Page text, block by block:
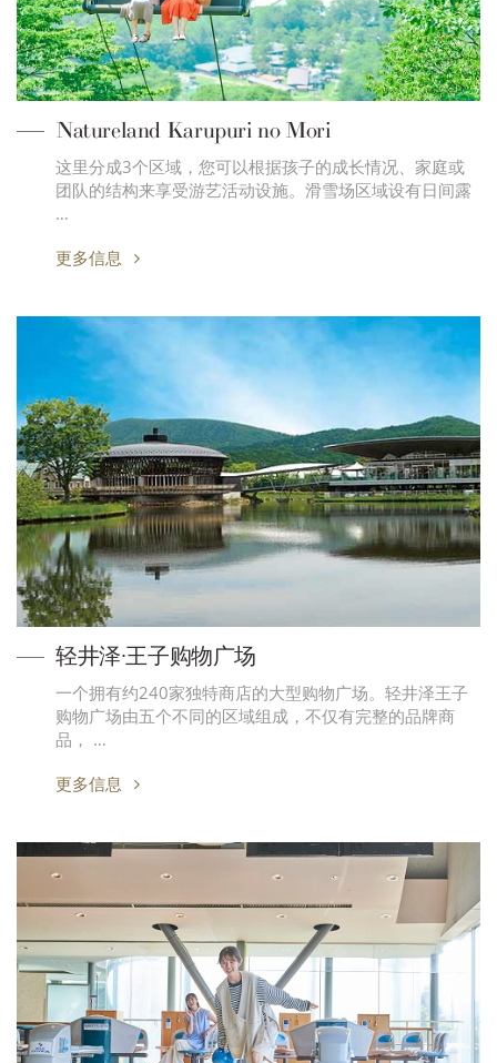
Natureland Karupuri no Mori
这里分成3个区域，您可以根据孩子的成长情况、家庭或
团队的结构来享受游艺活动设施。滑雪场区域设有日间露
…
更多信息
轻井泽·王子购物广场
一个拥有约240家独特商店的大型购物广场。轻井泽王子
购物广场由五个不同的区域组成，不仅有完整的品牌商
品， …
更多信息